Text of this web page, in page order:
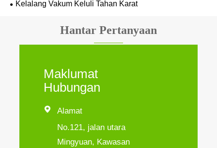
Kelalang Vakum Keluli Tahan Karat
Hantar Pertanyaan
Maklumat
Hubungan

Alamat
No.121, jalan utara
Mingyuan, Kawasan